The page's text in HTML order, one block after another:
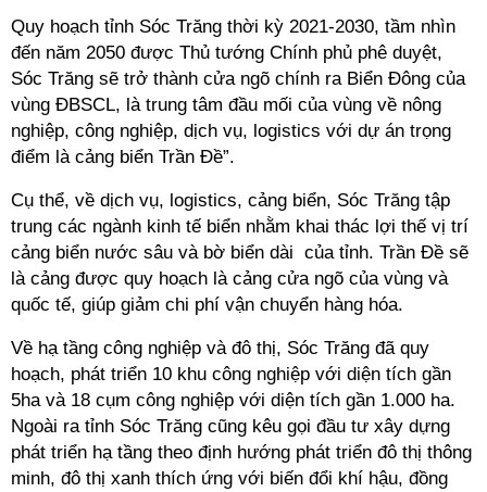
Quy hoạch tỉnh Sóc Trăng thời kỳ 2021-2030, tầm nhìn
đến năm 2050 được Thủ tướng Chính phủ phê duyệt,
Sóc Trăng sẽ trở thành cửa ngõ chính ra Biển Đông của
vùng ĐBSCL, là trung tâm đầu mối của vùng về nông
nghiệp, công nghiệp, dịch vụ, logistics với dự án trọng
điểm là cảng biển Trần Đề”.
Cụ thể, về dịch vụ, logistics, cảng biển, Sóc Trăng tập
trung các ngành kinh tế biển nhằm khai thác lợi thế vị trí
cảng biển nước sâu và bờ biển dài của tỉnh. Trần Đề sẽ
là cảng được quy hoạch là cảng cửa ngõ của vùng và
quốc tế, giúp giảm chi phí vận chuyển hàng hóa.
Về hạ tầng công nghiệp và đô thị, Sóc Trăng đã quy
hoạch, phát triển 10 khu công nghiệp với diện tích gần
5ha và 18 cụm công nghiệp với diện tích gần 1.000 ha.
Ngoài ra tỉnh Sóc Trăng cũng kêu gọi đầu tư xây dựng
phát triển hạ tầng theo định hướng phát triển đô thị thông
minh, đô thị xanh thích ứng với biến đổi khí hậu, đồng